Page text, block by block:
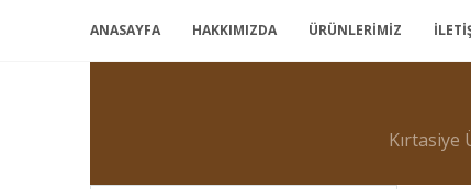
ANASAYFA HAKKIMIZDA ÜRÜNLERIMIZ